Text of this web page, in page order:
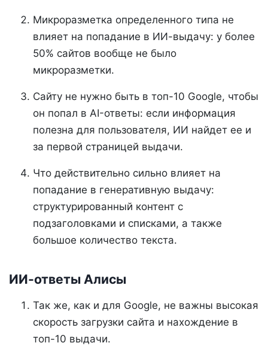
Микроразметка определенного типа не
влияет на попадание в ИИ-выдачу: у более
50% сайтов вообще не было
микроразметки.
Сайту не нужно быть в топ-10 Google, чтобы
он попал в AI-ответы: если информация
полезна для пользователя, ИИ найдет ее и
за первой страницей выдачи.
Что действительно сильно влияет на
попадание в генеративную выдачу:
структурированный контент с
подзаголовками и списками, а также
большое количество текста.
ИИ-ответы Алисы
Так же, как и для Google, не важны высокая
скорость загрузки сайта и нахождение в
топ-10 выдачи.